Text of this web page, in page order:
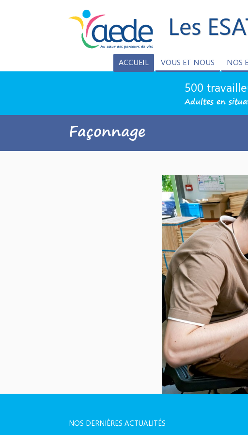
Les
ACCUEIL VOUS ET NOUS NOS
500
Adultes en
Façonnage
NOS DERNIÈRES ACTUALITÉS